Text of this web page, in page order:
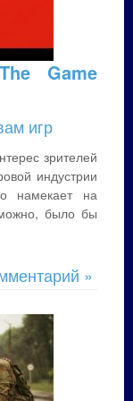
Game
игр
зрителей
индустрии
намекает на
было бы
»